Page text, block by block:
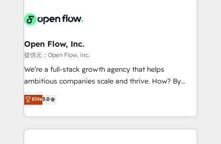
industrial/manufacturing, professional services,
distribution, commercial real estate, technology,
finserv/fintech, IT managed services, transportation
& logistics, energy/solar, staffing and recruiting,
media, healthcare and government contractors. Our
Technical Solutions, Enablement Solutions, Digital
Solutions and Growth Solutions. As a fully
Open Flow, Inc.
提供元：Open Flow, Inc.
We’re a full-stack growth agency that helps
ambitious companies scale and thrive. How? By
upgrading and streamlining every single revenue-
generating aspect of your business. We’re proud
HubSpot Elite Solutions Partners and devout CRM
nerds who can harness HubSpot’s custom digital
Elite5.0